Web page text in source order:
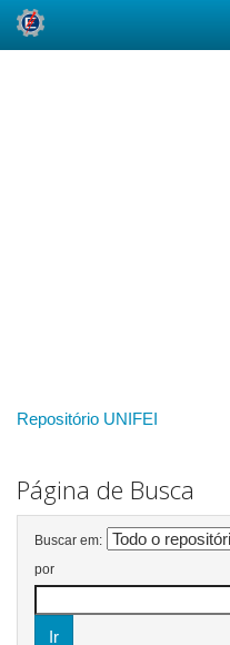
Repositório UNIFEI
Página de Busca
Buscar em:
por